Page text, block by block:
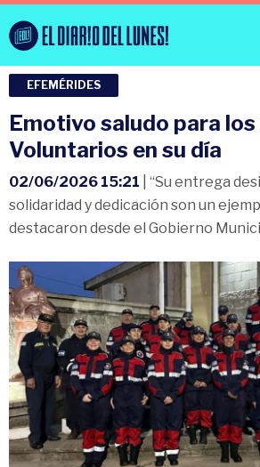
EFEMÉRIDES
Emotivo saludo para
Voluntarios en su día
02/06/2026 15:21 | “Su entrega
solidaridad y dedicación son un
destacaron desde el Gobierno